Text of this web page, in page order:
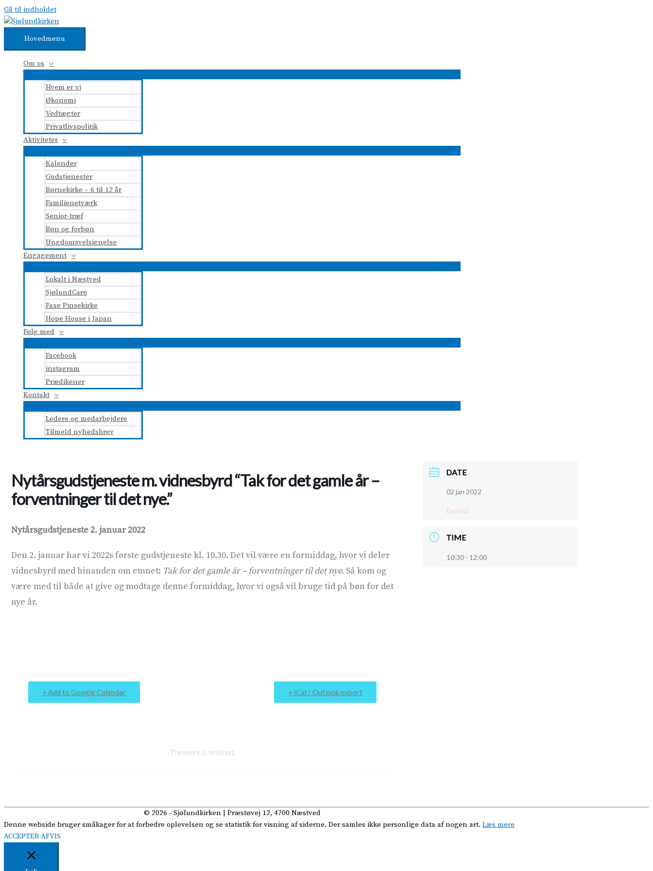
Gå til indholdet
Hovedmenu
Om os
Hvem er vi
Økonomi
Vedtægter
Privatlivspolitik
Aktiviteter
Kalender
Gudstjenester
Børnekirke – 6 til 12 år
Familienetværk
Senior-træf
Bøn og forbøn
Ungdomsvelsignelse
Engagement
Lokalt i Næstved
SjølundCare
Faxe Pinsekirke
Hope House i Japan
Følg med
Facebook
instagram
Prædikener
Kontakt
Ledere og medarbejdere
Tilmeld nyhedsbrev
Nytårsgudstjeneste m. vidnesbyrd “Tak for det gamle år –
forventninger til det nye.”
Nytårsgudstjeneste 2. januar 2022
Den 2. januar har vi 2022s første gudstjeneste kl. 10.30. Det vil være en formiddag, hvor vi deler
vidnesbyrd med hinanden om emnet: Tak for det gamle år – forventninger til det nye. Så kom og
være med til både at give og modtage denne formiddag, hvor vi også vil bruge tid på bøn for det
nye år.
+ Add to Google Calendar + iCal / Outlook export
The event is finished.
DATE
02 jan 2022
Expired!
TIME
10:30 - 12:00
© 2026 - Sjølundkirken | Præstøvej 12, 4700 Næstved
Denne webside bruger småkager for at forbedre oplevelsen og se statistik for visning af siderne. Der samles ikke personlige data af nogen art. Læs mere
ACCEPTER AFVIS